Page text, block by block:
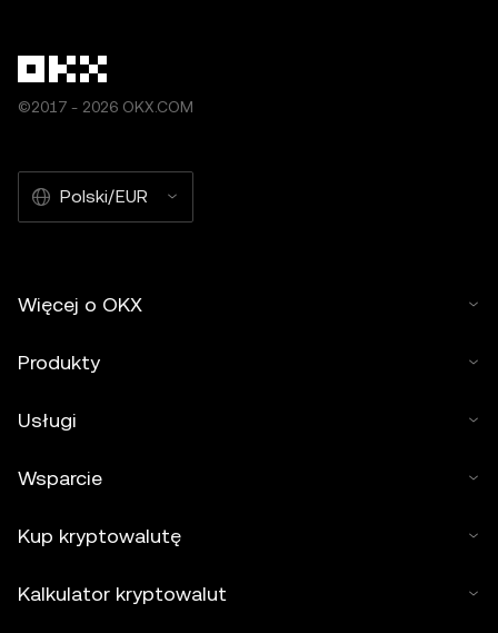
©2017 - 2026 OKX.COM
Polski/EUR
Więcej o OKX
Produkty
Usługi
Wsparcie
Kup kryptowalutę
Kalkulator kryptowalut